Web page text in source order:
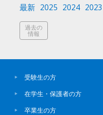
最新 2025 2024 2023
過去の
情報
受験生の方
在学生・保護者の方
卒業生の方